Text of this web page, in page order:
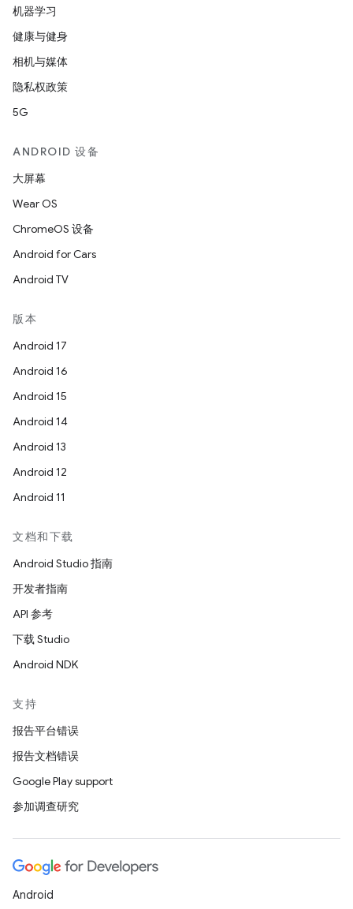
机器学习
健康与健身
相机与媒体
隐私权政策
5G
ANDROID 设备
大屏幕
Wear OS
ChromeOS 设备
Android for Cars
Android TV
版本
Android 17
Android 16
Android 15
Android 14
Android 13
Android 12
Android 11
文档和下载
Android Studio 指南
开发者指南
API 参考
下载 Studio
Android NDK
支持
报告平台错误
报告文档错误
Google Play support
参加调查研究
Android